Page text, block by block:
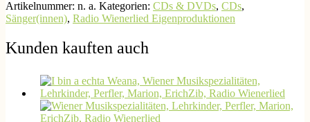
Artikelnummer: n. a. Kategorien: CDs & DVDs, CDs,
Sänger(innen), Radio Wienerlied Eigenproduktionen
Kunden kauften auch